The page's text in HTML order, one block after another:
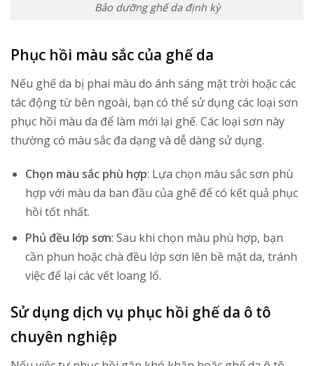
Bảo dưỡng ghế da định kỳ
Phục hồi màu sắc của ghế da
Nếu ghế da bị phai màu do ánh sáng mặt trời hoặc các
tác động từ bên ngoài, bạn có thể sử dụng các loại sơn
phục hồi màu da để làm mới lại ghế. Các loại sơn này
thường có màu sắc đa dạng và dễ dàng sử dụng.
Chọn màu sắc phù hợp: Lựa chọn màu sắc sơn phù
hợp với màu da ban đầu của ghế để có kết quả phục
hồi tốt nhất.
Phủ đều lớp sơn: Sau khi chọn màu phù hợp, bạn
cần phun hoặc chà đều lớp sơn lên bề mặt da, tránh
việc để lại các vết loang lổ.
Sử dụng dịch vụ phục hồi ghế da ô tô
chuyên nghiệp